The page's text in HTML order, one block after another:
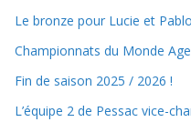
Le bronze pour Lucie et
Championnats du Monde
Fin de saison 2025 / 2026 !
L’équipe 2 de Pessac vice-